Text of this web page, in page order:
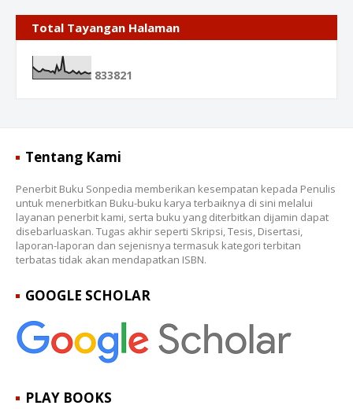
Total Tayangan Halaman
833821
Tentang Kami
Penerbit Buku Sonpedia memberikan kesempatan kepada Penulis
untuk menerbitkan Buku-buku karya terbaiknya di sini melalui
layanan penerbit kami, serta buku yang diterbitkan dijamin dapat
disebarluaskan. Tugas akhir seperti Skripsi, Tesis, Disertasi,
laporan-laporan dan sejenisnya termasuk kategori terbitan
terbatas tidak akan mendapatkan ISBN.
GOOGLE SCHOLAR
PLAY BOOKS